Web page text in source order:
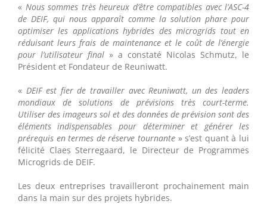
« Nous sommes très heureux d’être compatibles avec l’ASC-4
de DEIF, qui nous apparaît comme la solution phare pour
optimiser les applications hybrides des microgrids tout en
réduisant leurs frais de maintenance et le coût de l’énergie
pour l’utilisateur final » a constaté Nicolas Schmutz, le
Président et Fondateur de Reuniwatt.
« DEIF est fier de travailler avec Reuniwatt, un des leaders
mondiaux de solutions de prévisions très court-terme.
Utiliser des imageurs sol et des données de prévision sont des
éléments indispensables pour déterminer et générer les
prérequis en termes de réserve tournante » s’est quant à lui
félicité Claes Sterregaard, le Directeur de Programmes
Microgrids de DEIF.
Les deux entreprises travailleront prochainement main
dans la main sur des projets hybrides.